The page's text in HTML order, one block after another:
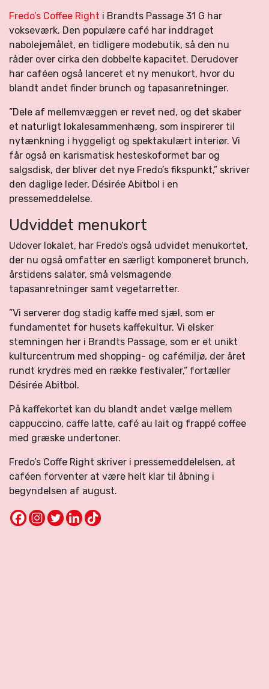
Fredo’s Coffee Right i Brandts Passage 31 G har
vokseværk. Den populære café har inddraget
nabolejemålet, en tidligere modebutik, så den nu
råder over cirka den dobbelte kapacitet. Derudover
har caféen også lanceret et ny menukort, hvor du
blandt andet finder brunch og tapasanretninger.
”Dele af mellemvæggen er revet ned, og det skaber
et naturligt lokalesammenhæng, som inspirerer til
nytænkning i hyggeligt og spektakulært interiør. Vi
får også en karismatisk hesteskoformet bar og
salgsdisk, der bliver det nye Fredo’s fikspunkt,” skriver
den daglige leder, Désirée Abitbol i en
pressemeddelelse.
Udviddet menukort
Udover lokalet, har Fredo’s også udvidet menukortet,
der nu også omfatter en særligt komponeret brunch,
årstidens salater, små velsmagende
tapasanretninger samt vegetarretter.
”Vi serverer dog stadig kaffe med sjæl, som er
fundamentet for husets kaffekultur. Vi elsker
stemningen her i Brandts Passage, som er et unikt
kulturcentrum med shopping- og cafémiljø, der året
rundt krydres med en række festivaler,” fortæller
Désirée Abitbol.
På kaffekortet kan du blandt andet vælge mellem
cappuccino, caffe latte, café au lait og frappé coffee
med græske undertoner.
Fredo’s Coffe Right skriver i pressemeddelelsen, at
caféen forventer at være helt klar til åbning i
begyndelsen af august.